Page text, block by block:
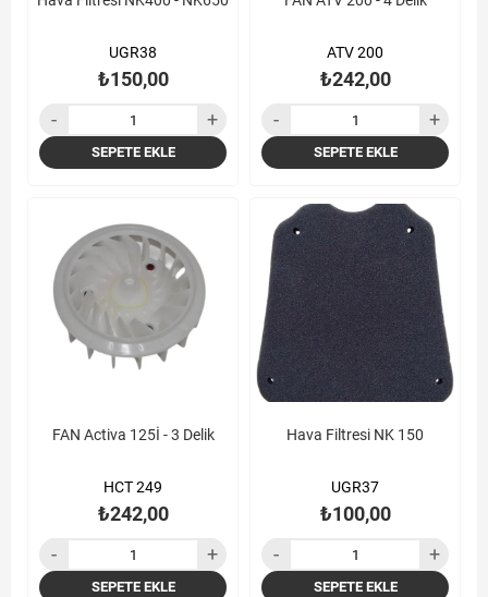
UGR38
₺150,00
SEPETE EKLE
ATV 200
₺242,00
SEPETE EKLE
FAN Activa 125İ - 3 Delik
HCT 249
₺242,00
SEPETE EKLE
Hava Filtresi NK 150
UGR37
₺100,00
SEPETE EKLE